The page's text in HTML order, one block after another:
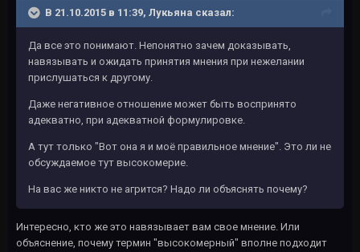
В 21.10.2015 в 11:39, Лукьяна сказал:
Да все это понимают. Непонятно зачем доказывать,
навязывать и ожидать принятия мнения при нежелании
прислушаться к другому.
Даже негативное отношение может быть воспринято
адекватно, при адекватной формулировке.
А тут только "Вот она я и моё правильное мнение". Это ли не
обсуждаемое тут высокомерие.
На вас же никто не агрится? Надо ли объяснять почему?
Интересно, кто же это навязывает вам свое мнение. Или
объяснение, почему термин "высокомерный" вполне подходит